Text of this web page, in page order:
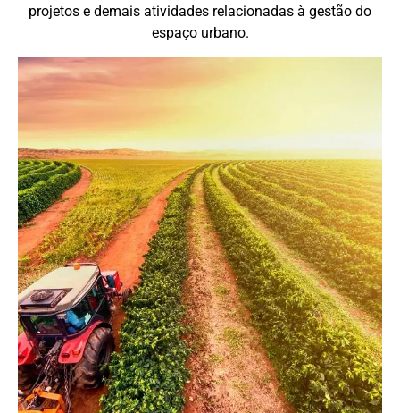
projetos e demais atividades relacionadas à gestão do
espaço urbano.